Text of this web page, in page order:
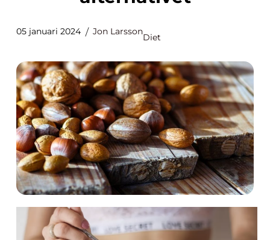
05 januari 2024 Jon Larsson
Diet